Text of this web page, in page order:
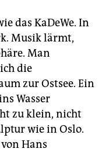
das KaDeWe. In
Musik lärmt,
Man
die
zur Ostsee. Ein
Wasser
zu klein, nicht
wie in Oslo.
Hans